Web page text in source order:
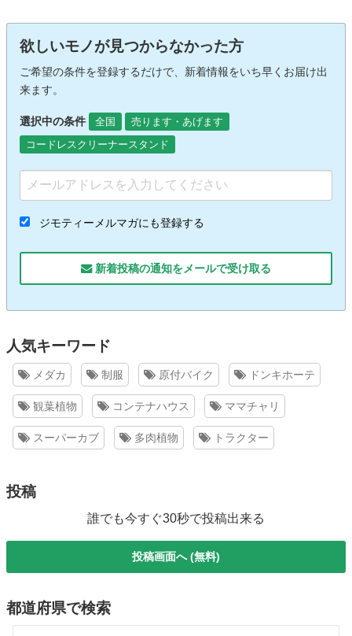
欲しいモノが見つからなかった方
ご希望の条件を登録するだけで、新着情報をいち早くお届け出
来ます。
選択中の条件 全国
売ります・あげます
コードレスクリーナースタンド
ジモティーメルマガにも登録する
新着投稿の通知をメールで受け取る
人気キーワード
メダカ 制服 原付バイク ドンキホーテ
観葉植物 コンテナハウス ママチャリ
スーパーカブ 多肉植物 トラクター
投稿
誰でも今すぐ30秒で投稿出来る
投稿画面へ (無料)
都道府県で検索